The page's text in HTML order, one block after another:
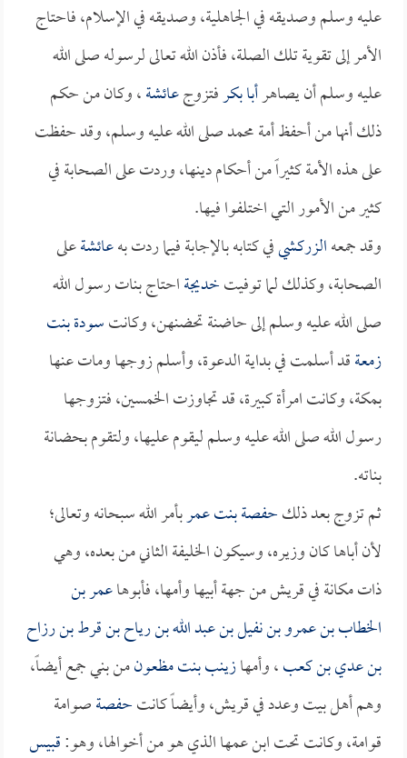
عليه وسلم وصديقه في الجاهلية، وصديقه في الإسلام، فاحتاج
الأمر إلى تقوية تلك الصلة، فأذن الله تعالى لرسوله صلى الله
عليه وسلم أن يصاهرأبا بكرفتزوجعائشة، وكان من حكم
ذلك أنها من أحفظ أمة محمد صلى الله عليه وسلم، وقد حفظت
على هذه الأمة كثيراً من أحكام دينها، وردت على الصحابة في
كثير من الأمور التي اختلفوا فيها.
وقد جمعهالزركشيفي كتابه بالإجابة فيما ردت بهعائشةعلى
الصحابة، وكذلك لما توفيتخديجةاحتاج بنات رسول الله
صلى الله عليه وسلم إلى حاضنة تحضنهن، وكانتسودة بنت
زمعةقد أسلمت في بداية الدعوة، وأسلم زوجها ومات عنها
بمكة، وكانت امرأة كبيرة، قد تجاوزت الخمسين، فتزوجها
رسول الله صلى الله عليه وسلم ليقوم عليها، ولتقوم بحضانة
بناته.
ثم تزوج بعد ذلكحفصة بنت عمربأمر الله سبحانه وتعالى؛
لأن أباها كان وزيره، وسيكون الخليفة الثاني من بعده، وهي
ذات مكانة في قريش من جهة أبيها وأمها، فأبوهاعمر بن
الخطاب بن عمرو بن نفيل بن عبد الله بن رياح بن قرط بن رزاح
بن عدي بن كعب، وأمهازينب بنت مظعونمن بني جمع أيضاً،
وهم أهل بيت وعدد في قريش، وأيضاً كانتحفصةصوامة
قوامة، وكانت تحت ابن عمها الذي هو من أخوالها، وهو:قبيس